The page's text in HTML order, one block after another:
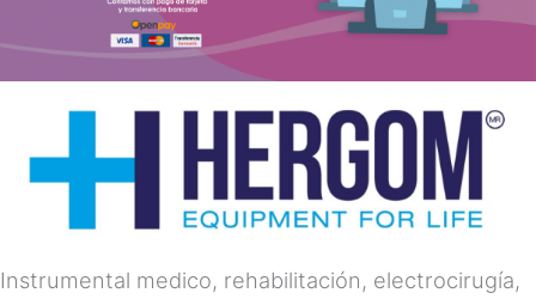
Instrumental medico, rehabilitación, electrocirugía,